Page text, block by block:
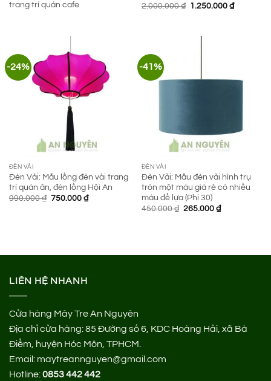
trang trí quán cafe
2.000.000₫ Giá
1.250.000 ₫Giá
-24%
ĐÈN VẢI
Đèn Vải: Mẫu lồng đèn vải trang
trí quán ăn, đèn lồng Hội An
990.000₫ Giá
750.000 ₫Giá
-41%
ĐÈN VẢI
Đèn Vải: Mẫu đèn vải hình trụ
tròn một màu giá rẻ có nhiều
màu để lựa (Phi 30)
450.000₫ Giá
265.000 ₫Giá
LIÊN HỆ NHANH
Cửa hàng Mây Tre An Nguyên
Địa chỉ cửa hàng:85 Đường số 6, KDC Hoàng Hải, xã Bà
Điểm, huyện Hóc Môn, TPHCM.
Email: maytreannguyen@gmail.com
Hotline:0853 442 442